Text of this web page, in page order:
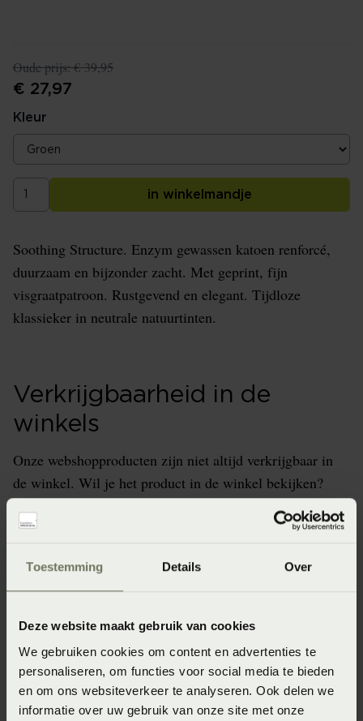
Toestemming Details Over
Deze website maakt gebruik van cookies
We gebruiken cookies om content en advertenties te
personaliseren, om functies voor social media te bieden
en om ons websiteverkeer te analyseren. Ook delen we
informatie over uw gebruik van onze site met onze
Oude prijs:€ 39,95
€ 27,97
Kleur
in winkelmandje
Soothing Structure. Enzym gewassen katoen renforcé,
duurzaam en bijzonder zacht. Met geprint, fijn
visgraatpatroon. Rustgevend en elegant. Tijdloze
klassieker in neutrale natuurtinten.
Verkrijgbaarheid in de
winkels
Onze webshopproducten zijn niet altijd verkrijgbaar in
de winkel. Wil je het product in de winkel bekijken?
Informeer dan eerst naar de beschikbaarheid.
Specificaties
Artikelnummer
8715944620819
Materiaal